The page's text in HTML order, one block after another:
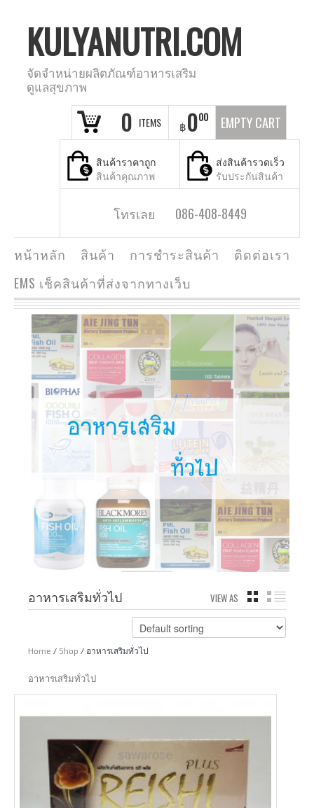
KULYANUTRI.COM
จัดจำหน่ายผลิตภัณฑ์อาหารเสริม
ดูแลสุขภาพ
0 ITEMS ฿000 EMPTY CART
สินค้าราคาถูก
สินค้าคุณภาพ
ส่งสินค้ารวดเร็ว
รับประกันสินค้า
โทรเลย 086-408-8449
หน้าหลัก สินค้า การชำระสินค้า
ติดต่อเรา
EMS เช็คสินค้าที่ส่งจากทางเว็บ
อาหารเสริมทั่วไป VIEW AS GRID
Home / Shop / อาหารเสริมทั่วไป
อาหารเสริมทั่วไป